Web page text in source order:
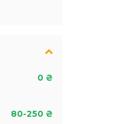
0 ₴
80-250 ₴